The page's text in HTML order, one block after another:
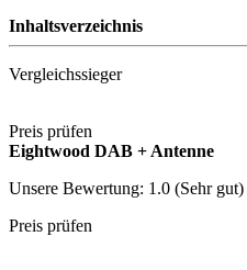
Inhaltsverzeichnis
Vergleichssieger
Preis prüfen
Eightwood DAB + Antenne
Unsere Bewertung: 1.0 (Sehr gut)
Preis prüfen